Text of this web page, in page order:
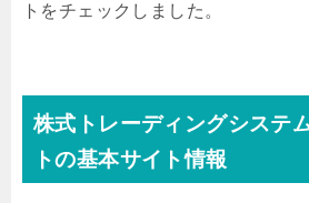
トをチェックしました。
株式トレーディングシステ
トの基本サイト情報